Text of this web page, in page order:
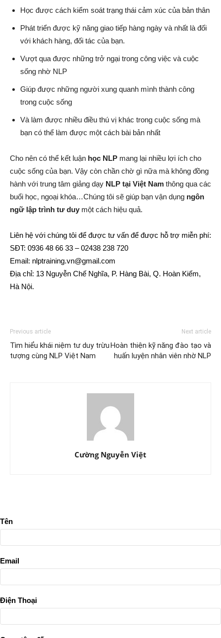
Học được cách kiểm soát trạng thái cảm xúc của bản thân
Phát triển được kỹ năng giao tiếp hàng ngày và nhất là đối
với khách hàng, đối tác của bạn.
Vượt qua được những trở ngại trong công việc và cuộc
sống nhờ NLP
Giúp được những người xung quanh mình thành công
trong cuộc sống
Và làm được nhiều điều thú vị khác trong cuộc sống mà
bạn có thể làm được một cách bài bản nhất
Cho nên có thể kết luận học NLP mang lại nhiều lợi ích cho
cuộc sống của bạn. Vậy còn chần chờ gì nữa mà không đồng
hành với trung tâm giảng dạy NLP tại Việt Nam thông qua các
buổi học, ngoại khóa…Chúng tôi sẽ giúp bạn vận dụng ngôn
ngữ lập trình tư duy một cách hiệu quả.
Liên hệ với chúng tôi để được tư vấn để được hỗ trợ miễn phí:
SĐT: 0936 48 66 33 – 02438 238 720
Email: nlptraining.vn@gmail.com
Địa chỉ: 13 Nguyễn Chế Nghĩa, P. Hàng Bài, Q. Hoàn Kiếm,
Hà Nội.
Previous article
Tìm hiểu khái niệm tư duy trừu
tượng cùng NLP Việt Nam
Next article
Hoàn thiện kỹ năng đào tạo và
huấn luyện nhân viên nhờ NLP
Cường Nguyễn Việt
Tên
Email
Điện Thoại